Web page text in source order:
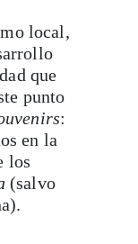
local,
que
punto
:
en la
los
(salvo